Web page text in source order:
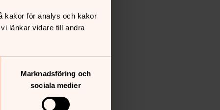
kakor för analys och kakor
länkar vidare till andra
Marknadsföring och
sociala medier